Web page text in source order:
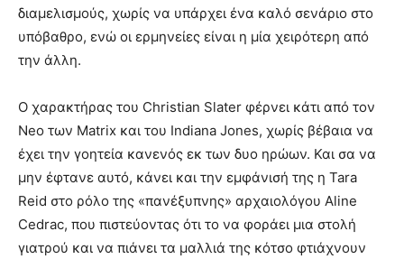
διαμελισμούς, χωρίς να υπάρχει ένα καλό σενάριο στο
υπόβαθρο, ενώ οι ερμηνείες είναι η μία χειρότερη από
την άλλη.
Ο χαρακτήρας του Christian Slater φέρνει κάτι από τον
Neo των Matrix και του Indiana Jones, χωρίς βέβαια να
έχει την γοητεία κανενός εκ των δυο ηρώων. Και σα να
μην έφτανε αυτό, κάνει και την εμφάνισή της η Tara
Reid στο ρόλο της «πανέξυπνης» αρχαιολόγου Aline
Cedrac, που πιστεύοντας ότι το να φοράει μια στολή
γιατρού και να πιάνει τα μαλλιά της κότσο φτιάχνουν